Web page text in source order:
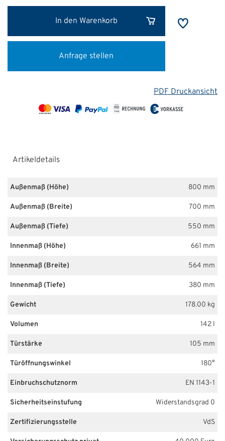
In den Warenkorb
Anfrage stellen
PDF Druckansicht
Artikeldetails
Außenmaß (Höhe) 800 mm
Außenmaß (Breite) 700 mm
Außenmaß (Tiefe) 550 mm
Innenmaß (Höhe) 661 mm
Innenmaß (Breite) 564 mm
Innenmaß (Tiefe) 380 mm
Gewicht 178.00 kg
Volumen 142 l
Türstärke 105 mm
Türöffnungswinkel 180°
Einbruchschutznorm EN 1143-1
Sicherheitseinstufung Widerstandsgrad 0
Zertifizierungsstelle VdS